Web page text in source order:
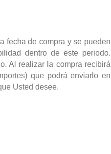
fecha de compra y se pueden
dentro de este periodo.
Al realizar la compra recibirá
que podrá enviarlo en
Usted desee.